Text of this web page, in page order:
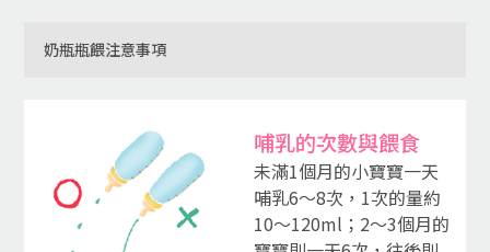
奶瓶瓶餵注意事項
哺乳的次數與餵食
未滿1個月的小寶寶一天
哺乳6～8次，1次的量約
10～120ml；2～3個月的